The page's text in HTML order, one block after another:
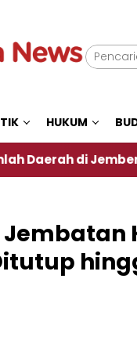
HUKUM
di Jember Alami